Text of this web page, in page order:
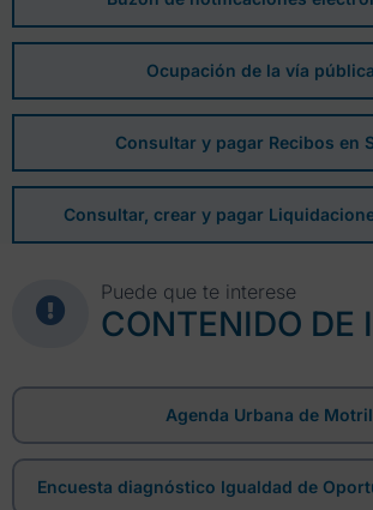
Ocupación de la vía pública
Consultar y pagar Recibos en
Consultar, crear y pagar
Puede que te interese
CONTENIDO DE
Agenda Urbana de Motril
Encuesta diagnóstico Igualdad de